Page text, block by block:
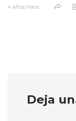
4 años hace
Deja